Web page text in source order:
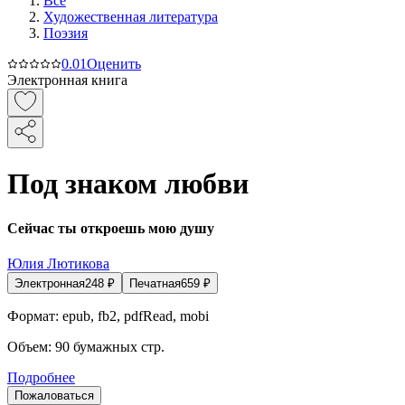
Художественная литература
Поэзия
0.01Оценить
Электронная книга
Под знаком любви
Сейчас ты откроешь мою душу
Юлия Лютикова
Электронная248 ₽ Печатная659 ₽
Формат: epub, fb2, pdfRead, mobi
Объем: 90 бумажных стр.
Подробнее
Пожаловаться